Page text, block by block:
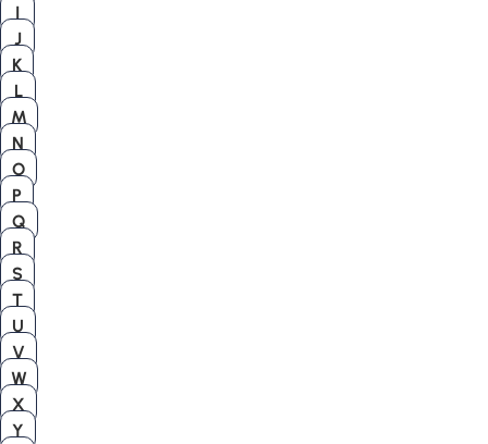
I
J
K
L
M
N
O
P
Q
R
S
T
U
V
W
X
Y